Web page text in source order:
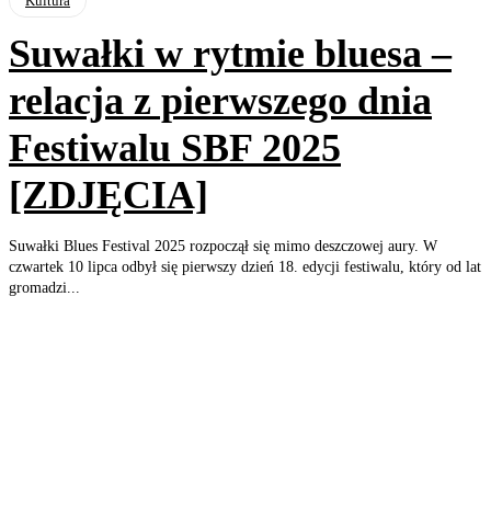
Suwałki w rytmie bluesa –
relacja z pierwszego dnia
Festiwalu SBF 2025
[ZDJĘCIA]
Suwałki Blues Festival 2025 rozpoczął się mimo deszczowej aury. W
czwartek 10 lipca odbył się pierwszy dzień 18. edycji festiwalu, który od lat
gromadzi...